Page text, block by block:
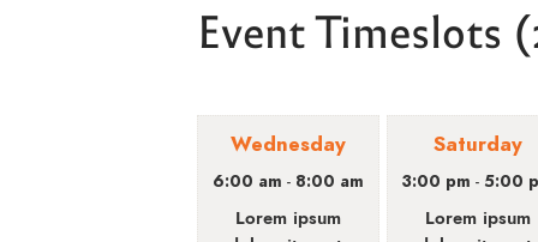
Event Timeslots
Wednesday
6:00 am - 8:00 am
Lorem ipsum
Saturday
3:00 pm - 5:00
Lorem ipsum